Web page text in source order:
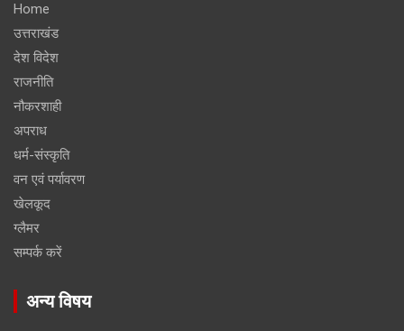
Home
उत्तराखंड
देश विदेश
राजनीति
नौकरशाही
अपराध
धर्म-संस्कृति
वन एवं पर्यावरण
खेलकूद
ग्लैमर
सम्पर्क करें
अन्य विषय